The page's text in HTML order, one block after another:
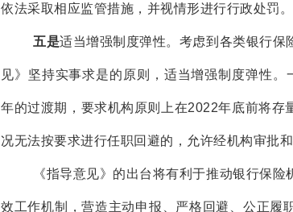
依法采取相应监管措施，并视情形进行行政处罚。
五是适当增强制度弹性。考虑到各类银行
见》坚持实事求是的原则，适当增强制度弹性
年的过渡期，要求机构原则上在2022年底前将
况无法按要求进行任职回避的，允许经机构审批和
《指导意见》的出台将有利于推动银行保
效工作机制，营造主动申报、严格回避、公正履